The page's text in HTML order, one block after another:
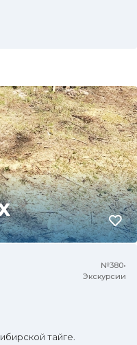
№380•
Экскурсии
тайге.